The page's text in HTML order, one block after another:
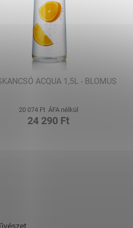
ACQUA 1,5L - BLOMUS
20 074 Ft ÁFA nélkül
24 290 Ft